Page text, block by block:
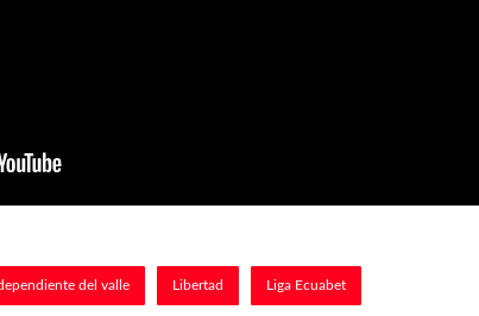
del valle Libertad Liga Ecuabet